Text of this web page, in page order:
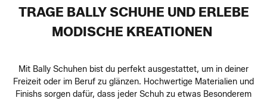
TRAGE BALLY SCHUHE UND ERLEBE
MODISCHE KREATIONEN
Mit Bally Schuhen bist du perfekt ausgestattet, um in deiner
Freizeit oder im Beruf zu glänzen. Hochwertige Materialien und
Finishs sorgen dafür, dass jeder Schuh zu etwas Besonderem